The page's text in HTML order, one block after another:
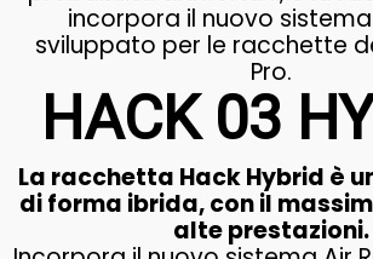
incorpora il nuovo
sviluppato per le racchette
Pro.
HACK 03
La racchetta Hack Hybrid è
di forma ibrida, con il
alte prestazioni.